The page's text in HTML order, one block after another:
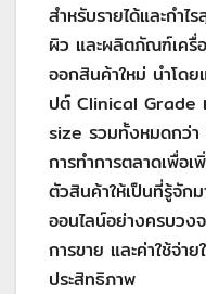
สำหรับรายได้และกำ
ผิว และผลิตภัณฑ์เครื่
ออกสินค้าใหม่ นำโด
ปต์ Clinical Grade
size รวมทั้งหมดกว่า
การทำการตลาดเพื่อ
ตัวสินค้าให้เป็นที่รู้จัก
ออนไลน์อย่างครบวง
การขาย และค่าใช้จ่า
ประสิทธิภาพ